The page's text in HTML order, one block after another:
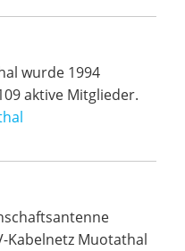
wurde 1994
aktive Mitglieder.
Kabelnetz Muotathal